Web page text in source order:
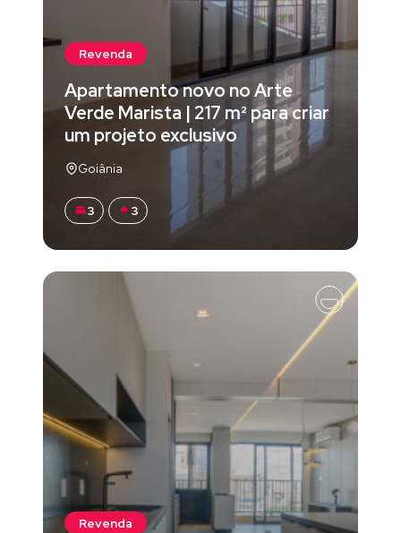
Revenda
Apartamento novo no Arte
Verde Marista | 217 m² para criar
um projeto exclusivo
Goiânia
3 3
Revenda